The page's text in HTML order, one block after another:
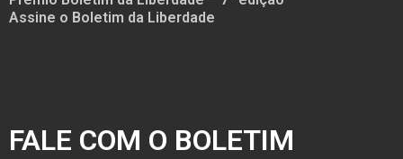
Assine o Boletim da Liberdade
FALE COM O BOLETIM